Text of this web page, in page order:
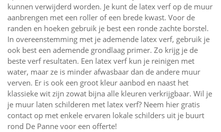
kunnen verwijderd worden. Je kunt de latex verf op de muur
aanbrengen met een roller of een brede kwast. Voor de
randen en hoeken gebruik je best een ronde zachte borstel.
In overeenstemming met je ademende latex verf, gebruik je
ook best een ademende grondlaag primer. Zo krijg je de
beste verf resultaten. Een latex verf kun je reinigen met
water, maar ze is minder afwasbaar dan de andere muur
verven. Er is ook een groot kleur aanbod en naast het
klassieke wit zijn zowat bijna alle kleuren verkrijgbaar. Wil je
je muur laten schilderen met latex verf? Neem hier gratis
contact op met enkele ervaren lokale schilders uit je buurt
rond De Panne voor een offerte!